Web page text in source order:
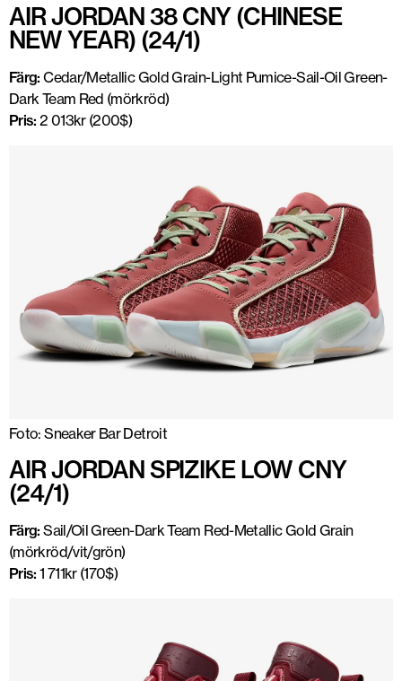
AIR JORDAN 38 CNY (CHINESE
NEW YEAR) (24/1)
Färg: Cedar/Metallic Gold Grain-Light Pumice-Sail-Oil Green-
Dark Team Red (mörkröd)
Pris: 2 013kr (200$)
Foto: Sneaker Bar Detroit
AIR JORDAN SPIZIKE LOW CNY
(24/1)
Färg:Sail/Oil Green-Dark Team Red-Metallic Gold Grain
(mörkröd/vit/grön)
Pris: 1 711kr (170$)